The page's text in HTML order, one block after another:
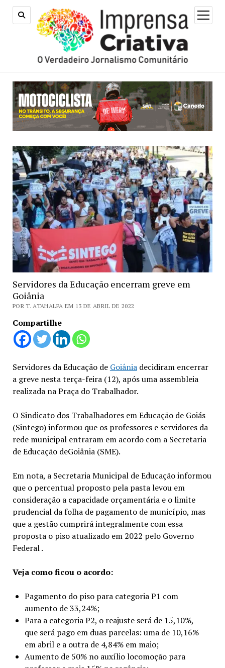
open
menu
Servidores da Educação encerram greve em
Goiânia
POR T. ATAHALPA EM 13 DE ABRIL DE 2022
Compartilhe
Servidores da Educação de Goiâniadecidiram encerrar
a greve nesta terça-feira (12), após uma assembleia
realizada na Praça do Trabalhador.
O Sindicato dos Trabalhadores em Educação de Goiás
(Sintego) informou que os professores e servidores da
rede municipal entraram em acordo com a Secretaria
de Educação deGoiânia (SME).
Em nota, a Secretaria Municipal de Educação informou
que o percentual proposto pela pasta levou em
consideração a capacidade orçamentária e o limite
prudencial da folha de pagamento de município, mas
que a gestão cumprirá integralmente com essa
proposta o piso atualizado em 2022 pelo Governo
Federal .
Veja como ficou o acordo:
Pagamento do piso para categoria P1 com
aumento de 33,24%;
Para a categoria P2, o reajuste será de 15,10%,
que será pago em duas parcelas: uma de 10,16%
em abril e a outra de 4,84% em maio;
Aumento de 50% no auxílio locomoção para